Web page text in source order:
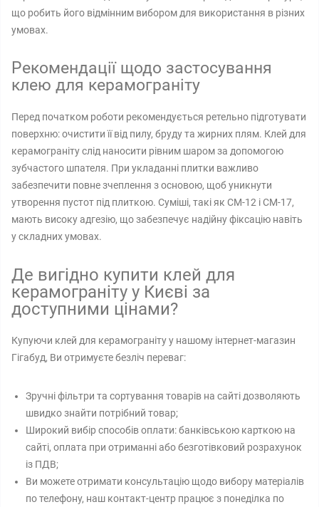
що робить його відмінним вибором для використання в різних
умовах.
Рекомендації щодо застосування
клею для керамограніту
Перед початком роботи рекомендується ретельно підготувати
поверхню: очистити її від пилу, бруду та жирних плям. Клей для
керамограніту слід наносити рівним шаром за допомогою
зубчастого шпателя. При укладанні плитки важливо
забезпечити повне зчеплення з основою, щоб уникнути
утворення пустот під плиткою. Суміші, такі як CM-12 і CM-17,
мають високу адгезію, що забезпечує надійну фіксацію навіть
у складних умовах.
Де вигідно купити клей для
керамограніту у Києві за
доступними цінами?
Купуючи клей для керамограніту у нашому інтернет-магазин
Гігабуд, Ви отримуєте безліч переваг:
Зручні фільтри та сортування товарів на сайті дозволяють
швидко знайти потрібний товар;
Широкий вибір способів оплати: банківською карткою на
сайті, оплата при отриманні або безготівковий розрахунок
із ПДВ;
Ви можете отримати консультацію щодо вибору матеріалів
по телефону, наш контакт-центр працює з понеділка по